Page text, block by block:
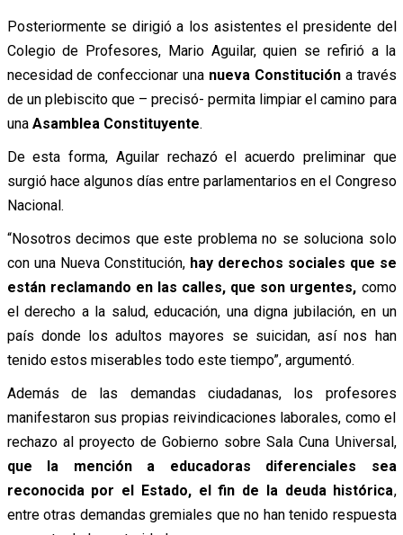
Posteriormente se dirigió a los asistentes el presidente del
Colegio de Profesores, Mario Aguilar, quien se refirió a la
necesidad de confeccionar una nueva Constitucióna través
de un plebiscito que – precisó- permita limpiar el camino para
una Asamblea Constituyente.
De esta forma, Aguilar rechazó el acuerdo preliminar que
surgió hace algunos días entre parlamentarios en el Congreso
Nacional.
“Nosotros decimos que este problema no se soluciona solo
con una Nueva Constitución, hay derechos sociales que se
están reclamando en las calles, que son urgentes, como
el derecho a la salud, educación, una digna jubilación, en un
país donde los adultos mayores se suicidan, así nos han
tenido estos miserables todo este tiempo”, argumentó.
Además de las demandas ciudadanas, los profesores
manifestaron sus propias reivindicaciones laborales, como el
rechazo al proyecto de Gobierno sobre Sala Cuna Universal,
que la mención a educadoras diferenciales sea
reconocida por el Estado, el fin de la deuda histórica,
entre otras demandas gremiales que no han tenido respuesta